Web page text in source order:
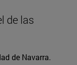
de las
de Navarra.